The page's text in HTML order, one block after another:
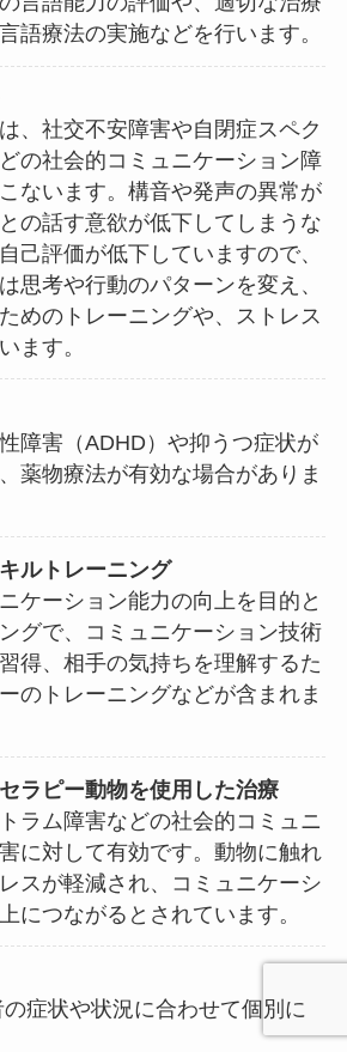
語療法の実施などを行います。
、社交不安障害や自閉症スペク
の社会的コミュニケーション障
ないます。構音や発声の異常が
の話す意欲が低下してしまうな
己評価が低下していますので、
思考や行動のパターンを変え、
めのトレーニングや、ストレス
ます。
障害（ADHD）や抑うつ症状が
薬物療法が有効な場合がありま
ルトレーニング
ケーション能力の向上を目的と
グで、コミュニケーション技術
得、相手の気持ちを理解するた
のトレーニングなどが含まれま
ラピー動物を使用した治療
ラム障害などの社会的コミュニ
に対して有効です。動物に触れ
スが軽減され、コミュニケーシ
につながるとされています。
症状や状況に合わせて個別に